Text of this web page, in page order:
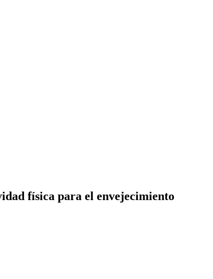
física para el envejecimiento